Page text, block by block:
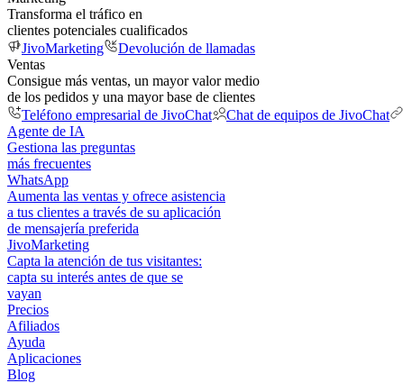
Transforma el tráfico en
clientes potenciales cualificados
JivoMarketing
Devolución de llamadas
Ventas
Consigue más ventas, un mayor valor medio
de los pedidos y una mayor base de clientes
Teléfono empresarial de JivoChat
Chat de equipos de JivoChat
Agente de IA
Gestiona las preguntas
más frecuentes
WhatsApp
Aumenta las ventas y ofrece asistencia
a tus clientes a través de su aplicación
de mensajería preferida
JivoMarketing
Capta la atención de tus visitantes:
capta su interés antes de que se
vayan
Precios
Afiliados
Ayuda
Aplicaciones
Blog